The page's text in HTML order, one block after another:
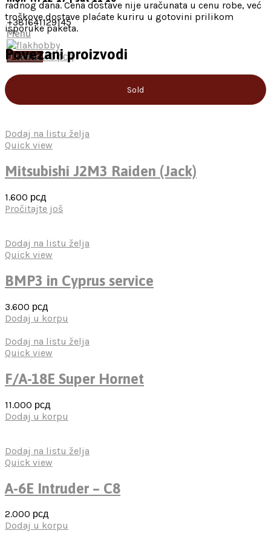
+381641129145
Menu
0items/ 0рсд
radnog dana. Cena dostave nije uračunata u cenu robe, već
troškove dostave plaćate kuriru u gotovini prilikom
isporuke paketa.
Povezani proizvodi
Sold
Dodaj na listu želja
Quick view
Mitsubishi J2M3 Raiden (Jack)
1.600 рсд
Pročitajte još
Dodaj na listu želja
Quick view
BMP3 in Cyprus service
3.600 рсд
Dodaj u korpu
Dodaj na listu želja
Quick view
F/A-18E Super Hornet
11.000 рсд
Dodaj u korpu
Dodaj na listu želja
Quick view
A-6E Intruder – C8
2.000 рсд
Dodaj u korpu